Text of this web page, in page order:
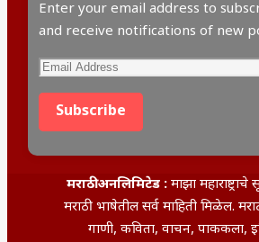
Enter your email address to
and receive notifications of new
Subscribe
मराठी अनलिमिटेड : माझा
मराठी भाषेतील सर्व माहिती मिळेल.
गाणी, कविता, वाचन, पाककला,